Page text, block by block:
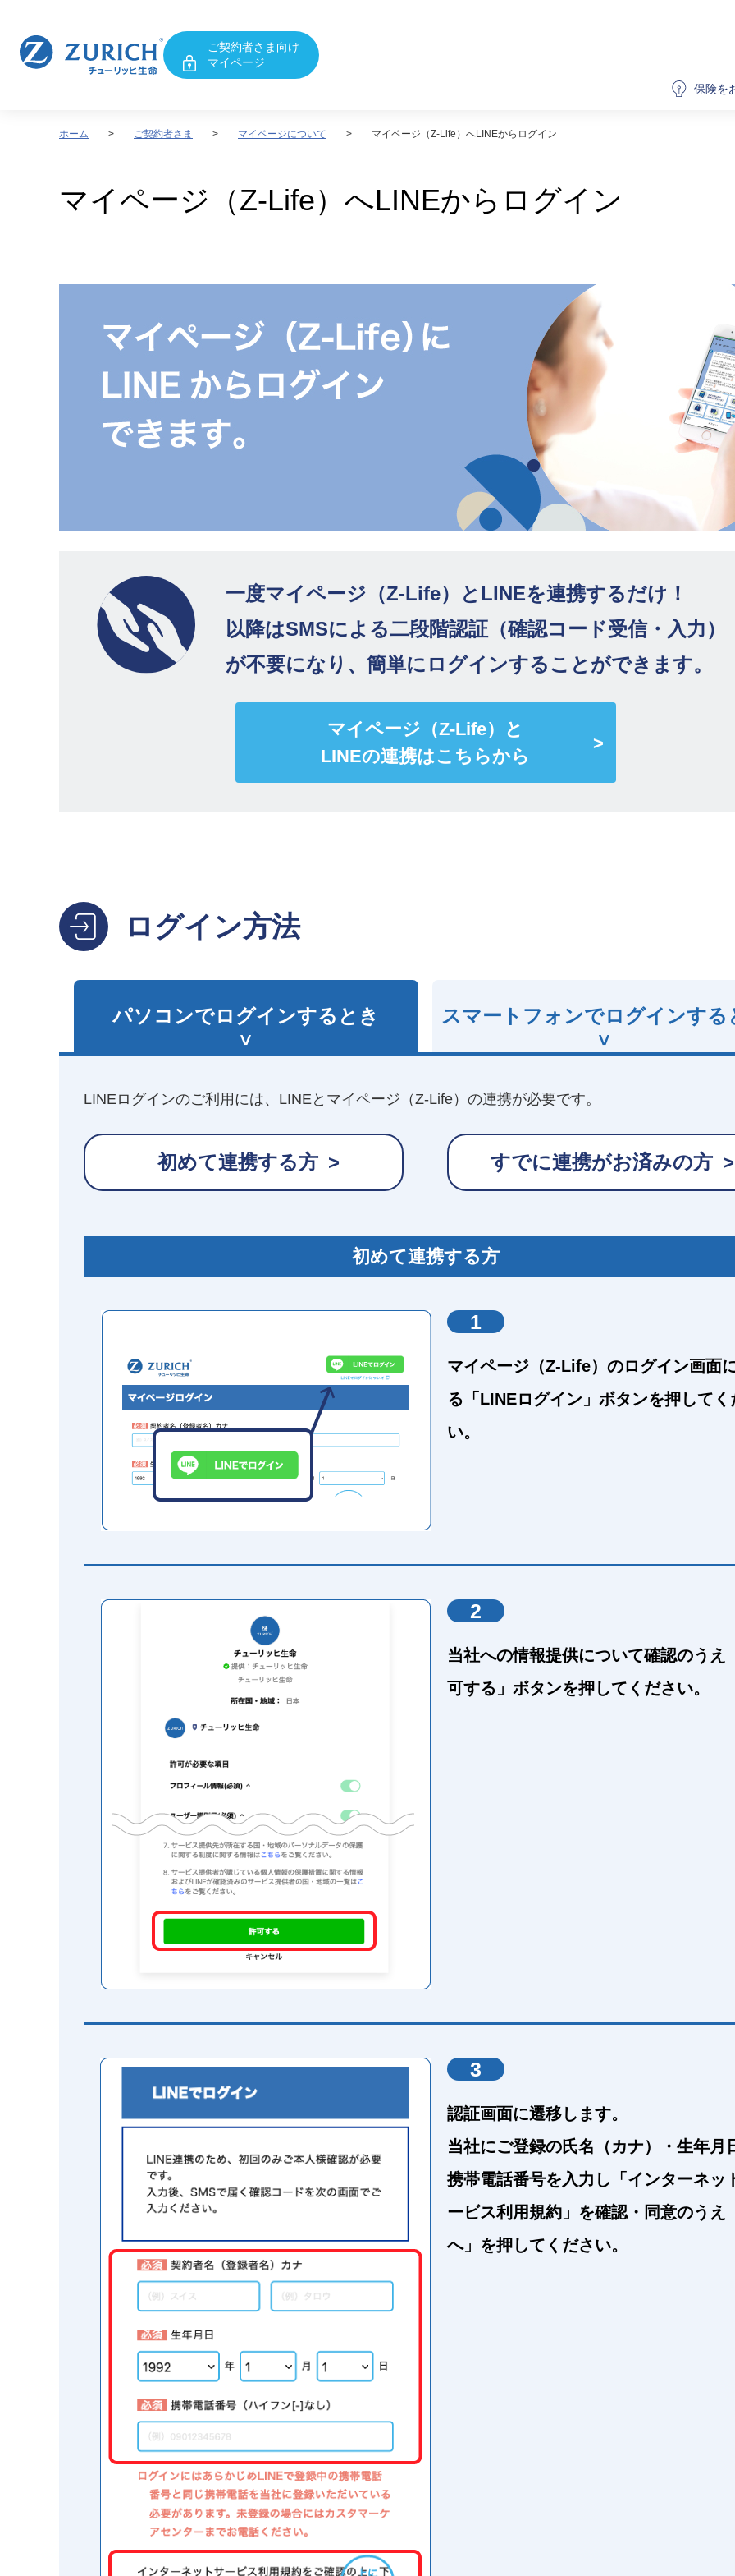
ご契約者さま向け
マイページ
保険を
ホーム ご契約者さま マイページについて マイページ（Z-Life）へLINEからログイン
マイページ（Z-Life）へLINEからログイン
一度マイページ（Z-Life）とLINEを連携するだけ！
以降はSMSによる二段階認証（確認コード受信・入力）
が不要になり、簡単にログインすることができます。
マイページ（Z-Life）と
LINEの連携はこちらから
ログイン方法
パソコンでログインするとき スマートフォンでログインする
LINEログインのご利用には、LINEとマイページ（Z-Life）の連携が必要です。
初めて連携する方 すでに連携がお済みの方
初めて連携する方
1
マイページ（Z-Life）のログイン画面
る「LINEログイン」ボタンを押してく
い。
2
当社への情報提供について確認のうえ
可する」ボタンを押してください。
3
認証画面に遷移します。
当社にご登録の氏名（カナ）・生年月
携帯電話番号を入力し「インターネッ
ービス利用規約」を確認・同意のうえ
へ」を押してください。